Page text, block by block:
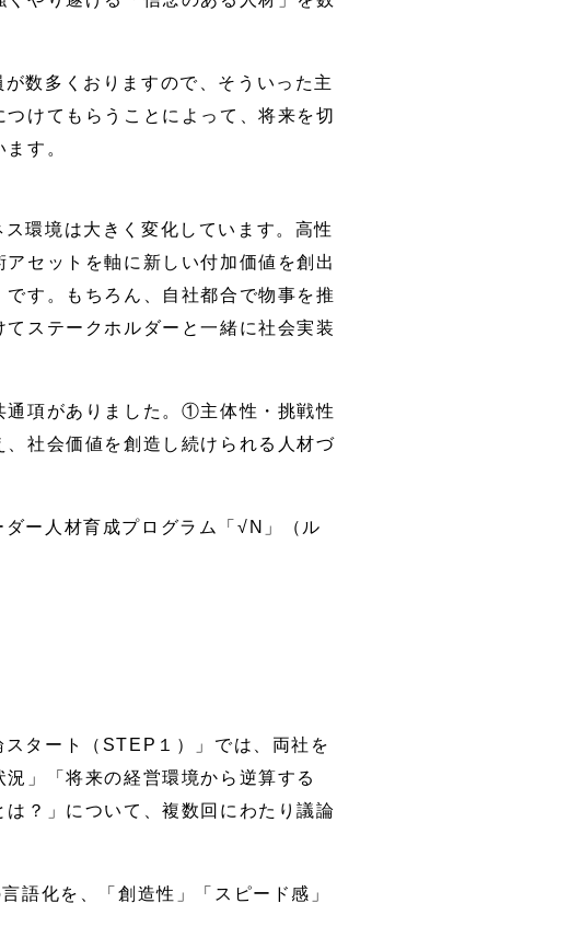
数多くおりますので、そういった主
けてもらうことによって、将来を切
す。
環境は大きく変化しています。高性
セットを軸に新しい付加価値を創出
す。もちろん、自社都合で物事を推
ステークホルダーと一緒に社会実装
通項がありました。①主体性・挑戦性
社会価値を創造し続けられる人材づ
ー人材育成プログラム「√N」（ル
タート（STEP１）」では、両社を
」「将来の経営環境から逆算する
？」について、複数回にわたり議論
語化を、「創造性」「スピード感」